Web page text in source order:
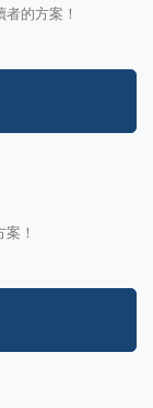
的方案！
！